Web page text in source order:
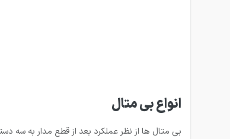
انواع بی متال
بی متال ها از نظر عملکرد بعد از قطع مدار به سه